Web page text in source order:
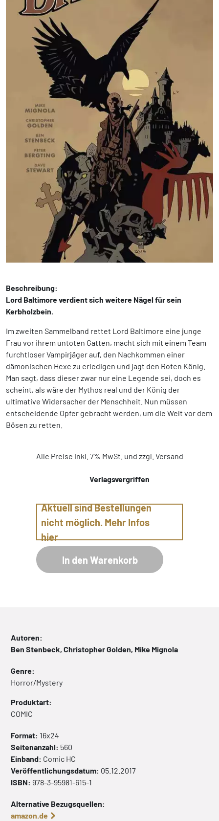
Beschreibung:
Lord Baltimore verdient sich weitere Nägel für sein
Kerbholzbein.
Im zweiten Sammelband rettet Lord Baltimore eine junge
Frau vor ihrem untoten Gatten, macht sich mit einem Team
furchtloser Vampirjäger auf, den Nachkommen einer
dämonischen Hexe zu erledigen und jagt den Roten König.
Man sagt, dass dieser zwar nur eine Legende sei, doch es
scheint, als wäre der Mythos real und der König der
ultimative Widersacher der Menschheit. Nun müssen
entscheidende Opfer gebracht werden, um die Welt vor dem
Bösen zu retten.
Alle Preise inkl. 7% MwSt. und zzgl. Versand
Verlagsvergriffen
Aktuell sind Bestellungen
nicht möglich. Mehr Infos
hier
In den Warenkorb
Autoren:
Ben Stenbeck, Christopher Golden, Mike Mignola
Genre:
Horror/Mystery
Produktart:
COMIC
Format: 16x24
Seitenanzahl: 560
Einband: Comic HC
Veröffentlichungsdatum: 05.12.2017
ISBN: 978-3-95981-615-1
Alternative Bezugsquellen:
amazon.de